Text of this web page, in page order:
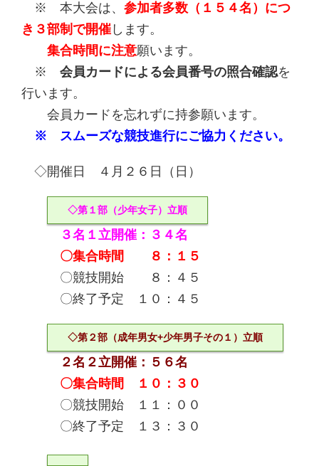
※ 本大会は、 参加者多数（１５４名）につ
き３部制で開催 します。
集合時間に注意願います。
※ 会員カードによる会員番号の照合確認を
行います。
会員カードを忘れずに持参願います。
※ スムーズな競技進行にご協力ください。
◇開催日 ４月２６日（日）
◇第１部（少年女子）立順
３名１立開催：３４名
〇集合時間 ８：１５
〇競技開始 ８：４５
〇終了予定 １０：４５
◇第２部（成年男女+少年男子その１）立順
２名２立開催：５６名
〇集合時間 １０：３０
〇競技開始 １１：００
〇終了予定 １３：３０